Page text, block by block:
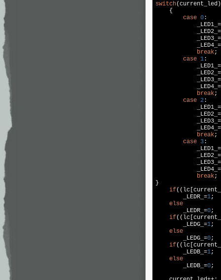
switch(current_led)
    {
case 0:
            _LED1_=
            _LED2_=
            _LED3_=
            _LED4_=
break;
case 1:
            _LED1_=
            _LED2_=
            _LED3_=
            _LED4_=
break;
case 2:
            _LED1_=
            _LED2_=
            _LED3_=
            _LED4_=
break;
case 3:
            _LED1_=
            _LED2_=
            _LED3_=
            _LED4_=
break;
}
if
        _LEDR_=
1;
else
        _LEDR_=
0;
if
        _LEDG_=
1;
else
        _LEDG_=
0;
if
        _LEDB_=
1;
else
        _LEDB_=
0;